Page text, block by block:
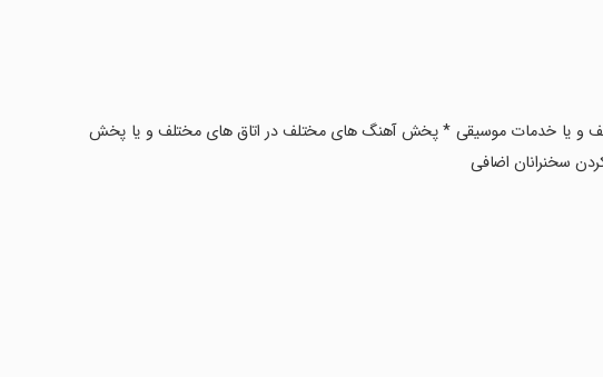
و یا خدمات موسیقی * پخش آهنگ های مختلف در اتاق های مختلف و یا پخش
سخنرانان اضافی